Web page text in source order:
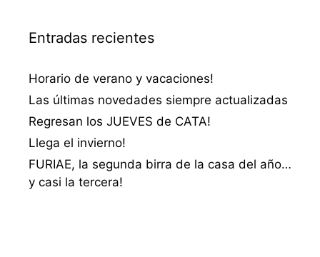
Entradas recientes
Horario de verano y vacaciones!
Las últimas novedades siempre actualizadas
Regresan los JUEVES de CATA!
Llega el invierno!
FURIAE, la segunda birra de la casa del año…
y casi la tercera!